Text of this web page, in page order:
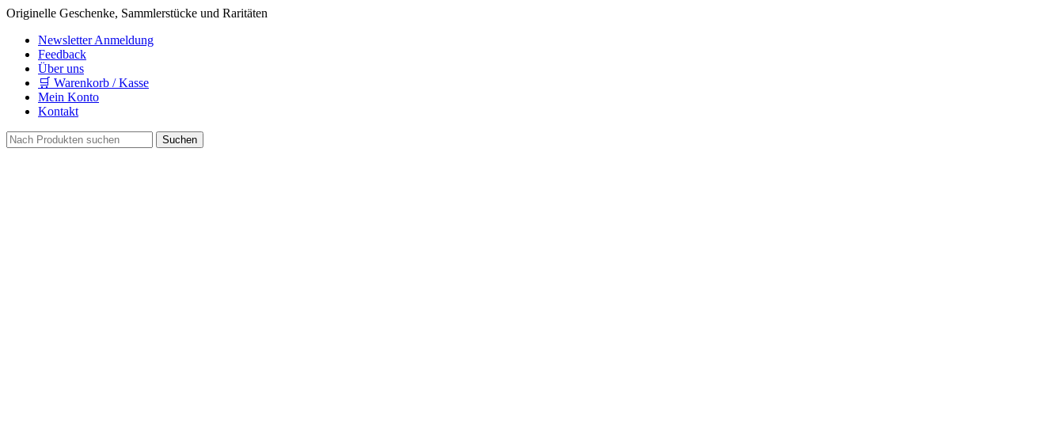
Originelle Geschenke, Sammlerstücke und Raritäten
Newsletter Anmeldung
Feedback
Über uns
🛒 Warenkorb / Kasse
Mein Konto
Kontakt